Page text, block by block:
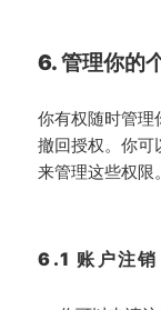
6. 管理你的
你有权随时管理
撤回授权。你可
来管理这些权限。
6.1 账户注销